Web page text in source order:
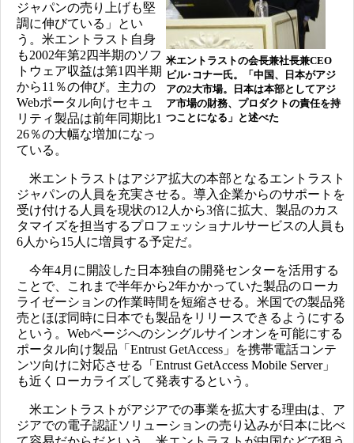
米エントラストの会長兼社長兼CEO
ビル･コナー氏。「中国、日本がアジ
アの2大市場。日本は本部としてアジ
ア市場の財務、プロダクトの責任を持
つことになる」と述べた
ジャパンの売り上げも堅
調に伸びている」とい
う。米エントラスト自身
も2002年第2四半期のソフ
トウェア収益は第1四半期
から11％の伸び。主力の
Webポータル向けセキュ
リティ製品は前年同期比1
26％の大幅な増加になっ
ている。
米エントラストはアジア拡大の本部となるエントラスト
ジャパンの人員を充実させる。導入企業からのサポートを
受け付ける人員を現状の12人から3倍に拡大、製品のカス
タマイズを担当するプロフェッショナルサービスの人員も
6人から15人に増員する予定だ。
今年4月に開設した日本独自の開発センターを活用する
ことで、これまで半年から2年かかっていた製品のローカ
ライゼーションの作業時間を短縮させる。米国での製品発
売とほぼ同時に日本でも製品をリリースできるようにする
という。Webページへのシングルサインオンを可能にする
ポータル向け製品「Entrust GetAccess」を携帯電話コンテ
ンツ向けに対応させる「Entrust GetAccess Mobile Server」
も近くローカライズして発表するという。
米エントラストがアジアでの事業を拡大する理由は、ア
ジアでの電子認証ソリューションの売り込みが日本に比べ